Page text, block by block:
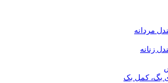
مردانه
زنانه
بگ، کمل بک